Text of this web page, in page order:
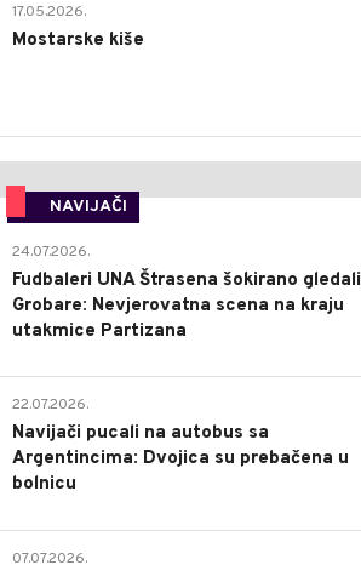
17.05.2026.
Mostarske kiše
NAVIJAČI
24.07.2026.
Fudbaleri UNA Štrasena šokirano gledali
Grobare: Nevjerovatna scena na kraju
utakmice Partizana
22.07.2026.
Navijači pucali na autobus sa
Argentincima: Dvojica su prebačena u
bolnicu
07.07.2026.